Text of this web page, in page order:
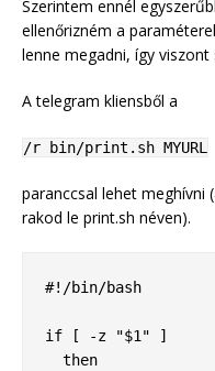
Szerintem ennél
ellenőrizném a
lenne megadni, így viszont
A telegram kliensből a
/r bin/print.sh MYURL
paranccsal lehet meghívni
rakod le print.sh néven).
#!/bin/bash
if [ -z "$1" ]